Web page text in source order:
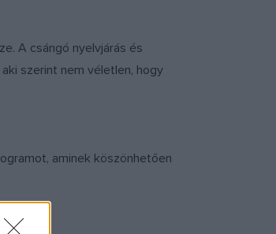
A csángó nyelvjárás és
szerint nem véletlen, hogy
aminek köszönhetően